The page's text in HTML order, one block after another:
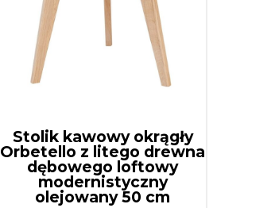
Stolik kawowy okrągły
Orbetello z litego drewna
dębowego loftowy
modernistyczny
olejowany 50 cm